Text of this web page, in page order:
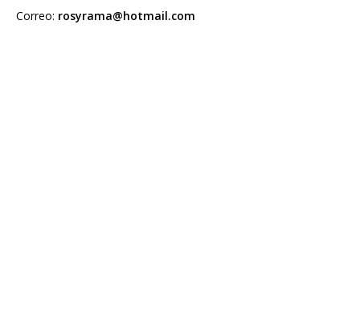
Correo: rosyrama@hotmail.com